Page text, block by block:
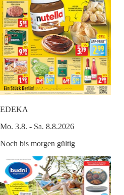
EDEKA
Mo. 3.8. - Sa. 8.8.2026
Noch bis morgen gültig